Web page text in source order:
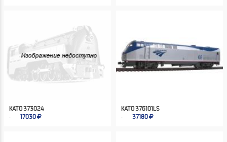
KATO 373024
17030
KATO 376101LS
37180